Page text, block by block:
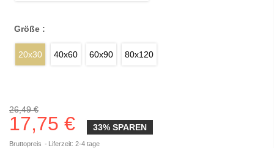
Größe :
20x30 40x60 60x90 80x120
26,49 €
17,75 € 33% SPAREN
Bruttopreis Liferzeit: 2-4 tage